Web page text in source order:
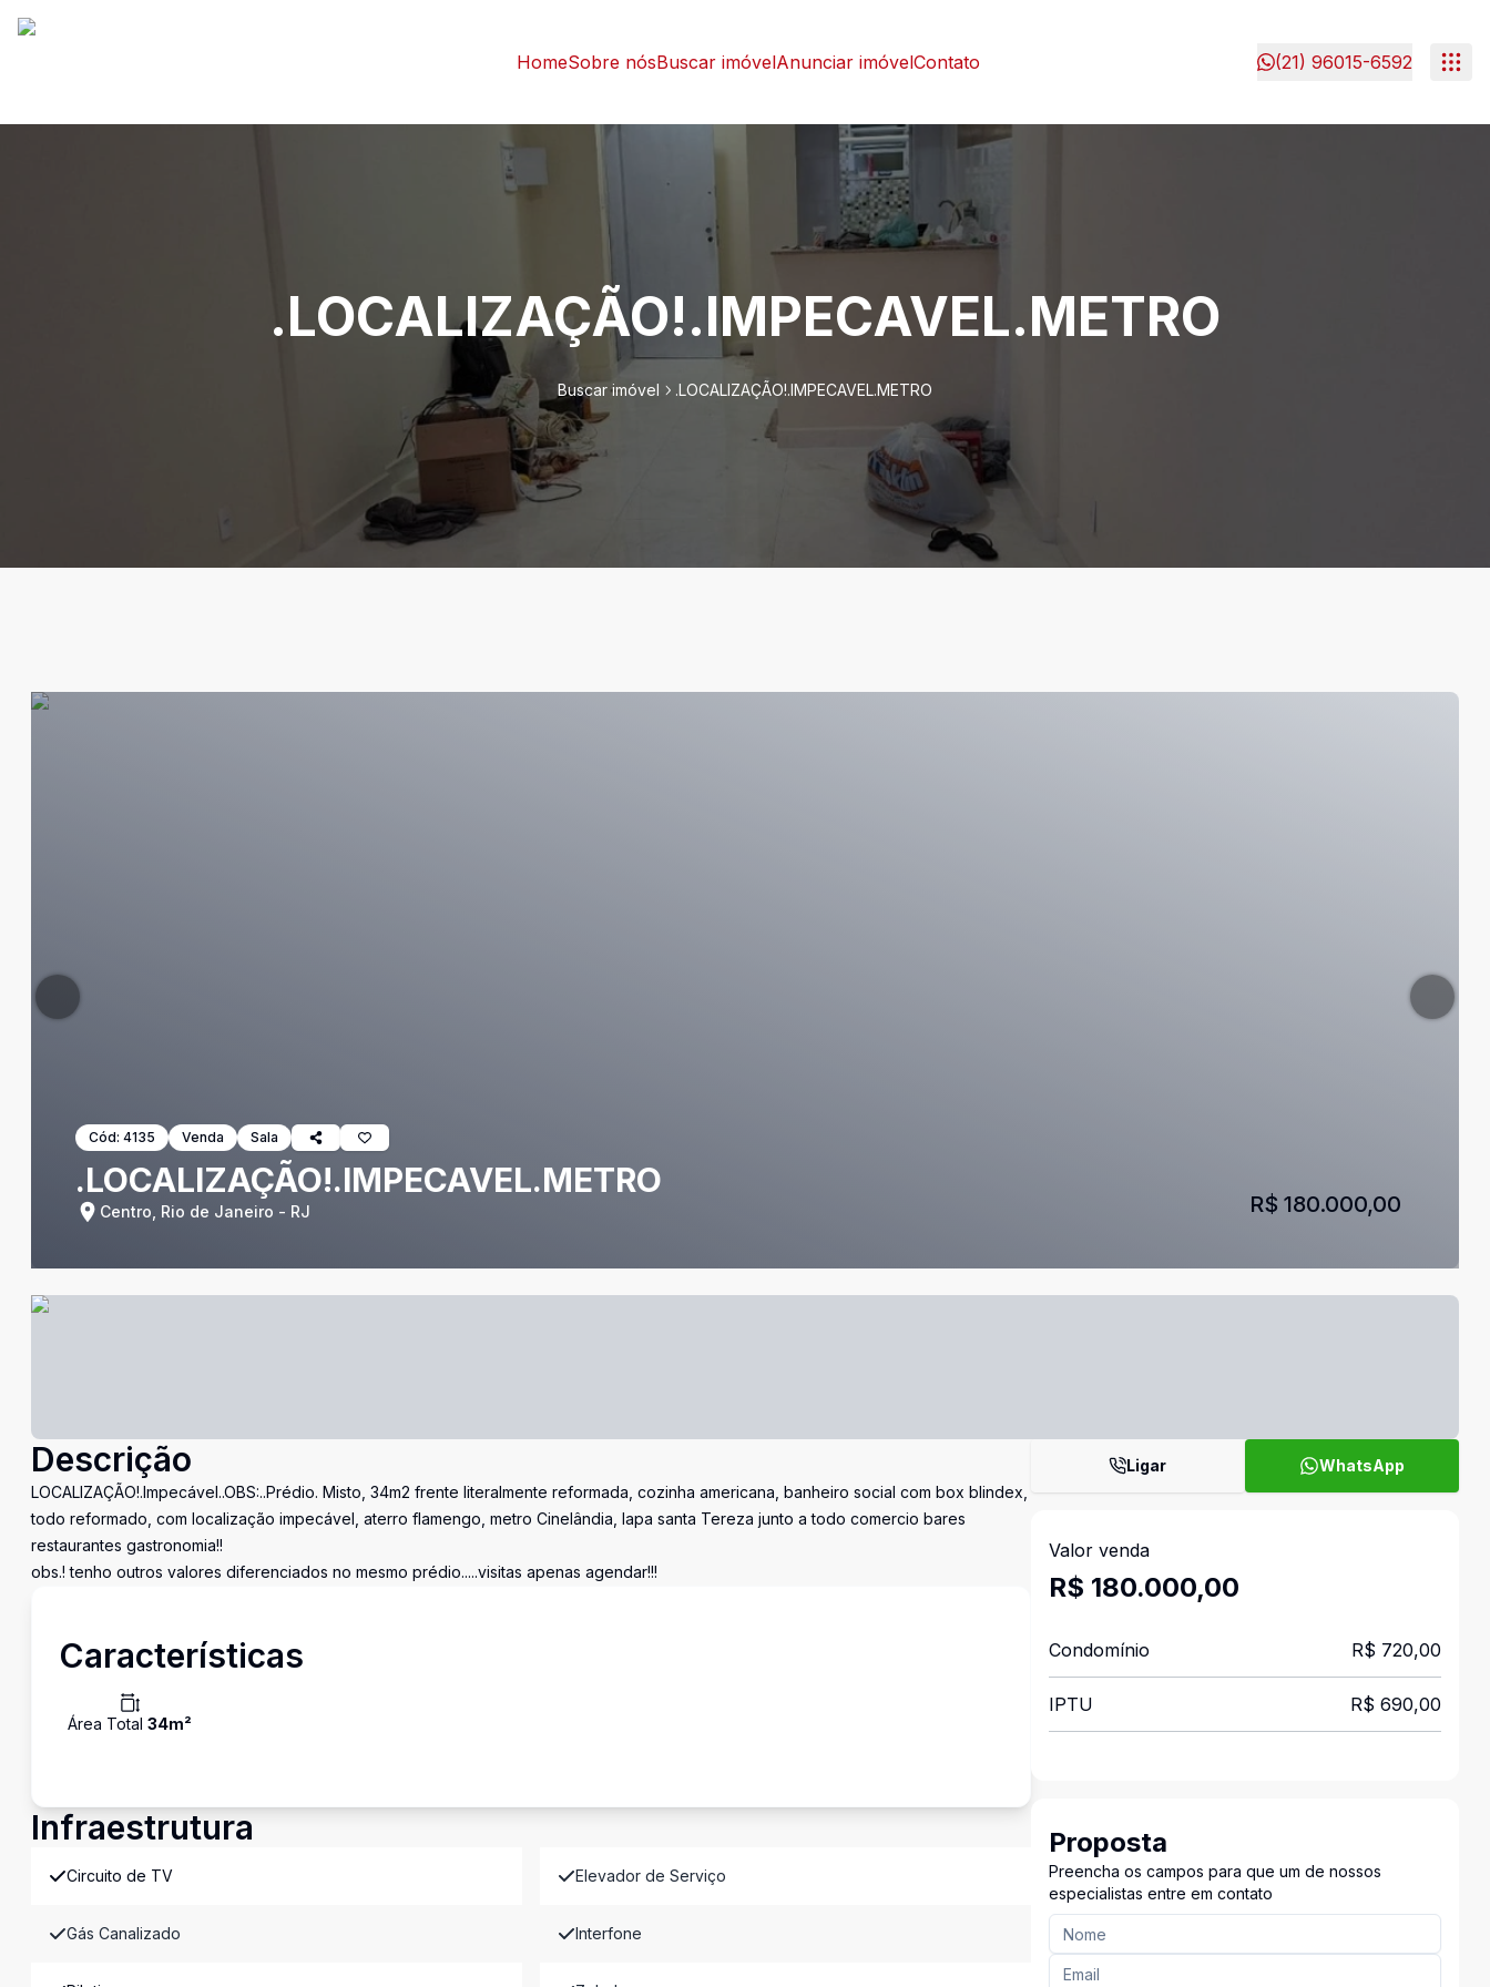
HomeSobre nósBuscar imóvelAnunciar imóvelContato (21) 96015-6592
.LOCALIZAÇÃO!.IMPECAVEL.METRO
Buscar imóvel .LOCALIZAÇÃO!.IMPECAVEL.METRO
Cód: 4135 Venda Sala
.LOCALIZAÇÃO!.IMPECAVEL.METRO
Centro, Rio de Janeiro - RJ R$ 180.000,00
Descrição
LOCALIZAÇÃO!.Impecável..OBS:..Prédio. Misto, 34m2 frente literalmente reformada, cozinha americana, banheiro social com box blindex,
todo reformado, com localização impecável, aterro flamengo, metro Cinelândia, lapa santa Tereza junto a todo comercio bares
restaurantes gastronomia!!
obs.! tenho outros valores diferenciados no mesmo prédio.....visitas apenas agendar!!!
Características
Área Total 34m²
Infraestrutura
Circuito de TV Elevador de Serviço
Gás Canalizado Interfone
Ligar WhatsApp
Valor venda
R$ 180.000,00
Condomínio R$ 720,00
IPTU R$ 690,00
Proposta
Preencha os campos para que um de nossos
especialistas entre em contato